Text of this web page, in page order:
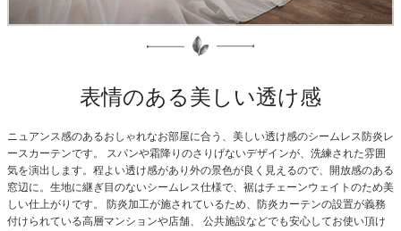
表情のある美しい透け感
ニュアンス感のあるおしゃれなお部屋に合う、美しい透け感のシームレス防炎レ
ースカーテンです。
スパンや霜降りのさりげないデザインが、洗練された雰囲
気を演出します。程よい透け感があり外の景色が良く見えるので、開放感のある
窓辺に。生地に継ぎ目のないシームレス仕様で、裾はチェーンウェイトのため美
しい仕上がりです。
防炎加工が施されているため、防炎カーテンの設置が義務
付けられている高層マンションや店舗、 公共施設などでも安心してお使い頂け